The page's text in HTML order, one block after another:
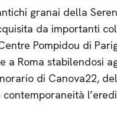
granai della
da importanti
Pompidou di
a Roma stabilendosi
di Canova22,